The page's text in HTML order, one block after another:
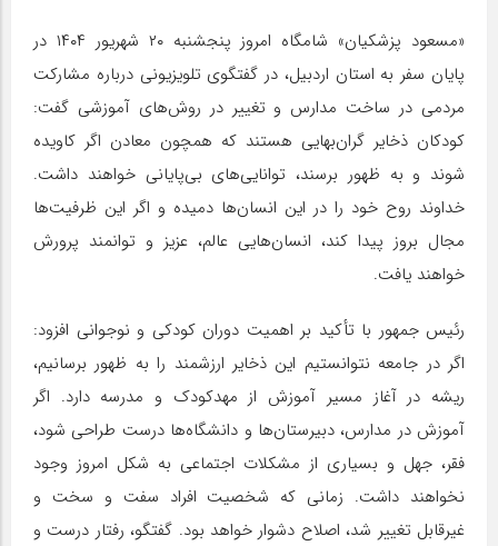
«مسعود پزشکیان» شامگاه امروز پنجشنبه ۲۰ شهریور ۱۴۰۴ در
پایان سفر به استان اردبیل، در گفتگوی تلویزیونی درباره مشارکت
مردمی در ساخت مدارس و تغییر در روش‌های آموزشی گفت:
کودکان ذخایر گران‌بهایی هستند که همچون معادن اگر کاویده
شوند و به ظهور برسند، توانایی‌های بی‌پایانی خواهند داشت.
خداوند روح خود را در این انسان‌ها دمیده و اگر این ظرفیت‌ها
مجال بروز پیدا کند، انسان‌هایی عالم، عزیز و توانمند پرورش
خواهند یافت.
رئیس جمهور با تأکید بر اهمیت دوران کودکی و نوجوانی افزود:
اگر در جامعه نتوانستیم این ذخایر ارزشمند را به ظهور برسانیم،
ریشه در آغاز مسیر آموزش از مهدکودک و مدرسه دارد. اگر
آموزش در مدارس، دبیرستان‌ها و دانشگاه‌ها درست طراحی شود،
فقر، جهل و بسیاری از مشکلات اجتماعی به شکل امروز وجود
نخواهند داشت. زمانی که شخصیت افراد سفت و سخت و
غیرقابل تغییر شد، اصلاح دشوار خواهد بود. گفتگو، رفتار درست و